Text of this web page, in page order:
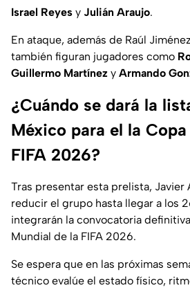
Israel Reyes y Julián Araujo.
En ataque, además de Raúl
también figuran jugadores como
Guillermo Martínez y Armando
¿Cuándo se dará la
México para el la
FIFA 2026?
Tras presentar esta prelista, Javier
reducir el grupo hasta llegar a los
integrarán la convocatoria
Mundial de la FIFA 2026.
Se espera que en las próximas
técnico evalúe el estado físico,